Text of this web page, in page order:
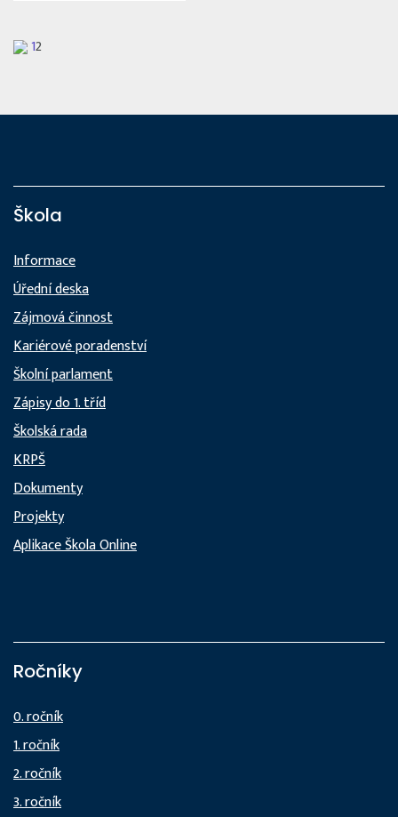
12
Škola
Informace
Úřední deska
Zájmová činnost
Kariérové poradenství
Školní parlament
Zápisy do 1. tříd
Školská rada
KRPŠ
Dokumenty
Projekty
Aplikace Škola Online
Ročníky
0. ročník
1. ročník
2. ročník
3. ročník